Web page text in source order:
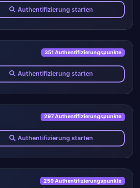
Authentifizierung starten
351 Authentifizierungspunkte
Authentifizierung starten
297 Authentifizierungspunkte
Authentifizierung starten
259 Authentifizierungspunkte